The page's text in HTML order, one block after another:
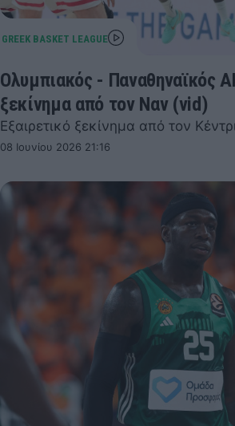
Ολυμπιακός - Παναθηναϊκός
ξεκίνημα από τον Ναν (vid)
Εξαιρετικό ξεκίνημα από τον
08 Ιουνίου 2026 21:16